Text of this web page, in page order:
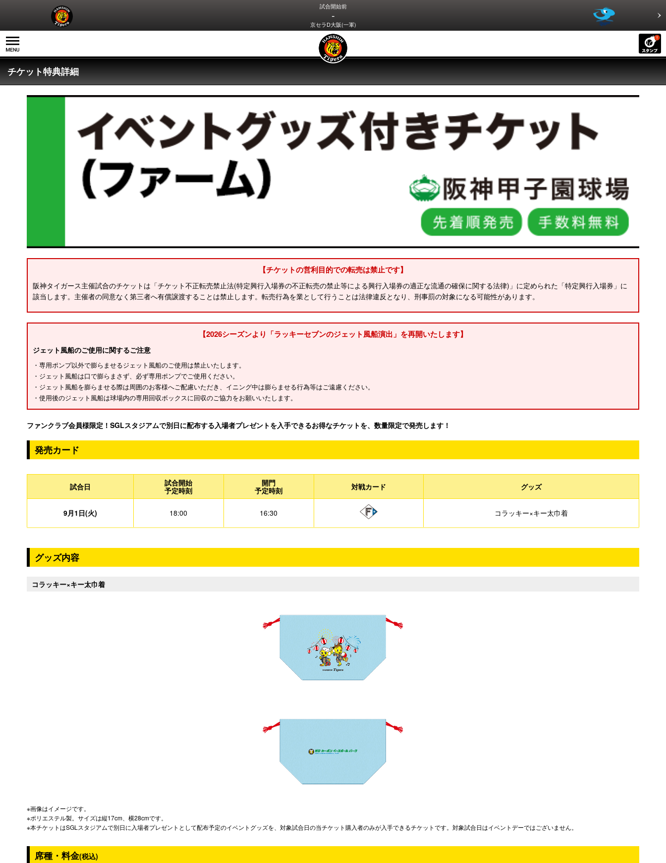
試合開始前
-
京セラD大阪(一軍)
チケット特典詳細
【チケットの営利目的での転売は禁止です】
阪神タイガース主催試合のチケットは「チケット不正転売禁止法(特定興行入場券の不正転売の禁止等による興行入場券の適正な流通の確保に関する法律)」に定められた「特定興行入場券」に
該当します。主催者の同意なく第三者へ有償譲渡することは禁止します。転売行為を業として行うことは法律違反となり、刑事罰の対象になる可能性があります。
【2026シーズンより「ラッキーセブンのジェット風船演出」を再開いたします】
ジェット風船のご使用に関するご注意
・専用ポンプ以外で膨らませるジェット風船のご使用は禁止いたします。
・ジェット風船は口で膨らまさず、必ず専用ポンプでご使用ください。
・ジェット風船を膨らませる際は周囲のお客様へご配慮いただき、イニング中は膨らませる行為等はご遠慮ください。
・使用後のジェット風船は球場内の専用回収ボックスに回収のご協力をお願いいたします。
ファンクラブ会員様限定！SGLスタジアムで別日に配布する入場者プレゼントを入手できるお得なチケットを、数量限定で発売します！
発売カード
試合日
試合開始
予定時刻
開門
予定時刻
対戦カード グッズ
9月1日(火) 18:00 16:30 コラッキー×キー太巾着
グッズ内容
コラッキー×キー太巾着
※画像はイメージです。
※ポリエステル製。サイズは縦17cm、横28cmです。
※本チケットはSGLスタジアムで別日に入場者プレゼントとして配布予定のイベントグッズを、対象試合日の当チケット購入者のみが入手できるチケットです。対象試合日はイベントデーではございません。
席種・料金(税込)